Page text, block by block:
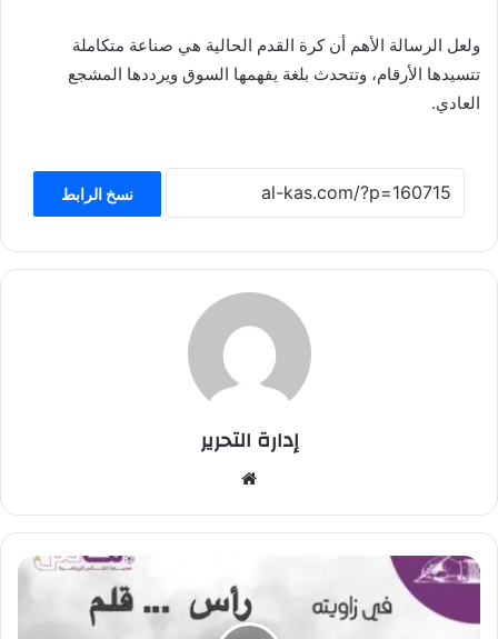
ولعل الرسالة الأهم أن كرة القدم الحالية هي صناعة متكاملة
تتسيدها الأرقام، وتتحدث بلغة يفهمها السوق ويرددها المشجع
العادي.
نسخ الرابط
إدارة التحرير
الوي
آ
ن